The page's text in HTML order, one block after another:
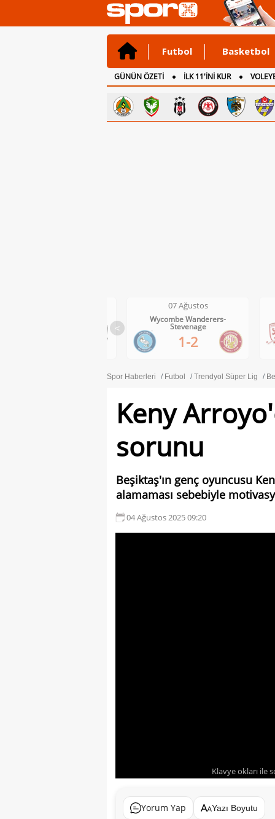
Futbol Basketbol
GÜNÜN ÖZETİ İLK 11'İNİ KUR
CANLI ANLATIM
İNGİLTERE
<
07 Ağustos
Wycombe Wanderers-
Stevenage
1-2
Spor Haberleri Futbol Trendyol Süper Lig
Keny
sorunu
Beşiktaş'ın genç oyuncusu
alamaması sebebiyle
04 Ağustos 2025 09:20
Klavye okları ile
Yorum Yap Yazı Boyutu